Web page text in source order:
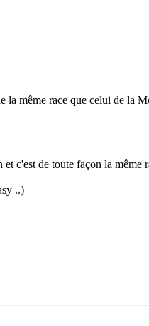
la même race que celui de la
c'est de toute façon la même
..)